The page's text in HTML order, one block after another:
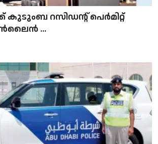
കുടുംബ റസിഡന്റ് പെർമിറ്റ്
...